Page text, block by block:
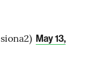
May 13,